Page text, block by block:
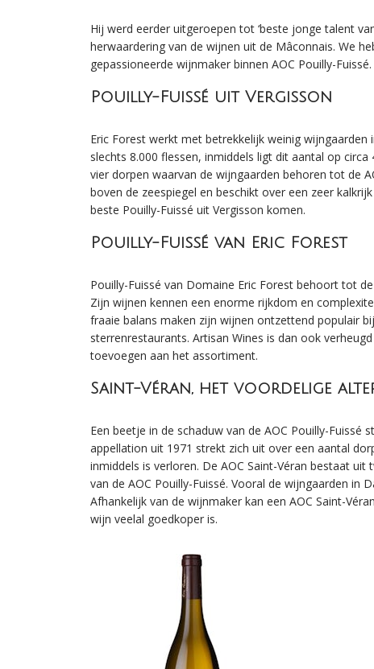
Hij werd eerder uitgeroepen tot ‘beste jonge talent
herwaardering van de wijnen uit de Mâconnais. We
gepassioneerde wijnmaker binnen AOC Pouilly-Fuissé.
Pouilly-Fuissé uit Vergisson
Eric Forest werkt met betrekkelijk weinig
slechts 8.000 flessen, inmiddels ligt dit aantal op
vier dorpen waarvan de wijngaarden behoren tot de
boven de zeespiegel en beschikt over een zeer
beste Pouilly-Fuissé uit Vergisson komen.
Pouilly-Fuissé van Eric Forest
Pouilly-Fuissé van Domaine Eric Forest behoort tot
Zijn wijnen kennen een enorme rijkdom en
fraaie balans maken zijn wijnen ontzettend populair
sterrenrestaurants. Artisan Wines is dan ook
toevoegen aan het assortiment.
Saint-Véran, het voordelige
Een beetje in de schaduw van de AOC Pouilly-Fuissé
appellation uit 1971 strekt zich uit over een aantal
inmiddels is verloren. De AOC Saint-Véran bestaat
van de AOC Pouilly-Fuissé. Vooral de wijngaarden in
Afhankelijk van de wijnmaker kan een AOC Saint-
wijn veelal goedkoper is.